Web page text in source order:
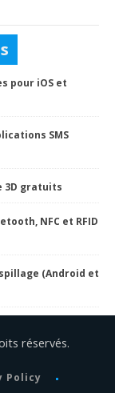
pour iOS et
SMS
3D gratuits
NFC et RFID
(Android et
réservés.
Policy